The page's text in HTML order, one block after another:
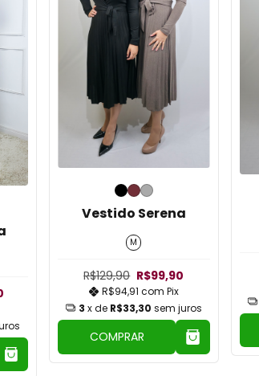
Vestido Serena
M
R$129,90 R$99,90
R$94,91 com Pix
3 x de R$33,30 sem juros
COMPRAR